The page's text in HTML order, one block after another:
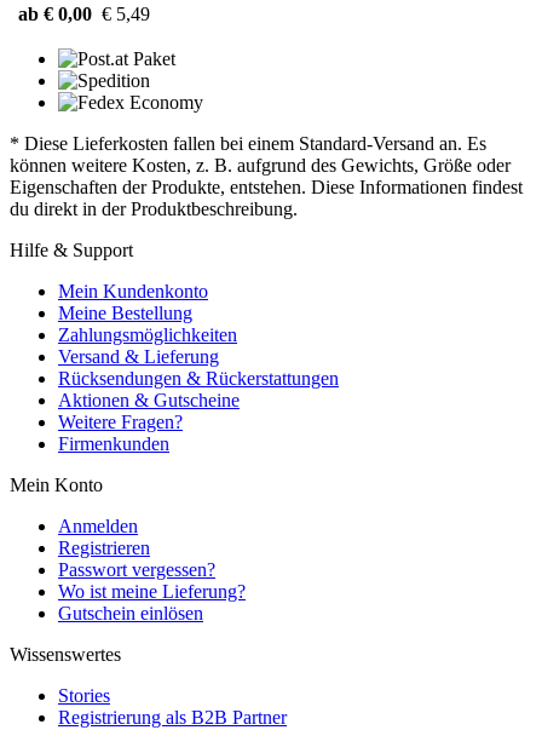
ab € 0,00 € 5,49
* Diese Lieferkosten fallen bei einem Standard-Versand an. Es
können weitere Kosten, z. B. aufgrund des Gewichts, Größe oder
Eigenschaften der Produkte, entstehen. Diese Informationen findest
du direkt in der Produktbeschreibung.
Hilfe & Support
Mein Kundenkonto
Meine Bestellung
Zahlungsmöglichkeiten
Versand & Lieferung
Rücksendungen & Rückerstattungen
Aktionen & Gutscheine
Weitere Fragen?
Firmenkunden
Mein Konto
Anmelden
Registrieren
Passwort vergessen?
Wo ist meine Lieferung?
Gutschein einlösen
Wissenswertes
Stories
Registrierung als B2B Partner